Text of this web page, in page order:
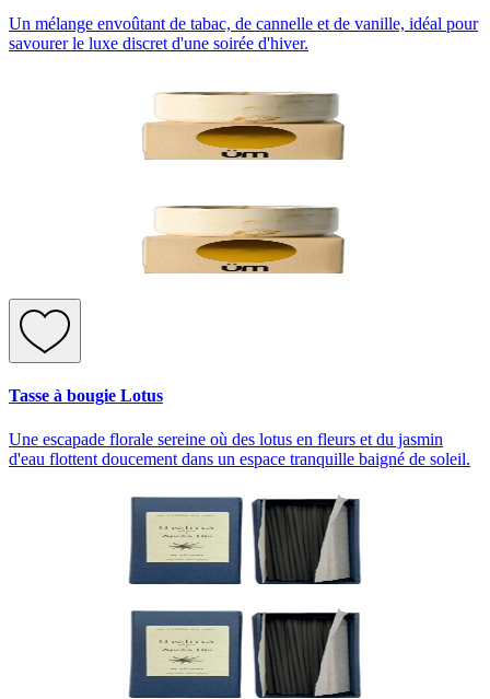
Un mélange envoûtant de tabac, de cannelle et de vanille, idéal pour
savourer le luxe discret d'une soirée d'hiver.
Tasse à bougie Lotus
Une escapade florale sereine où des lotus en fleurs et du jasmin
d'eau flottent doucement dans un espace tranquille baigné de soleil.